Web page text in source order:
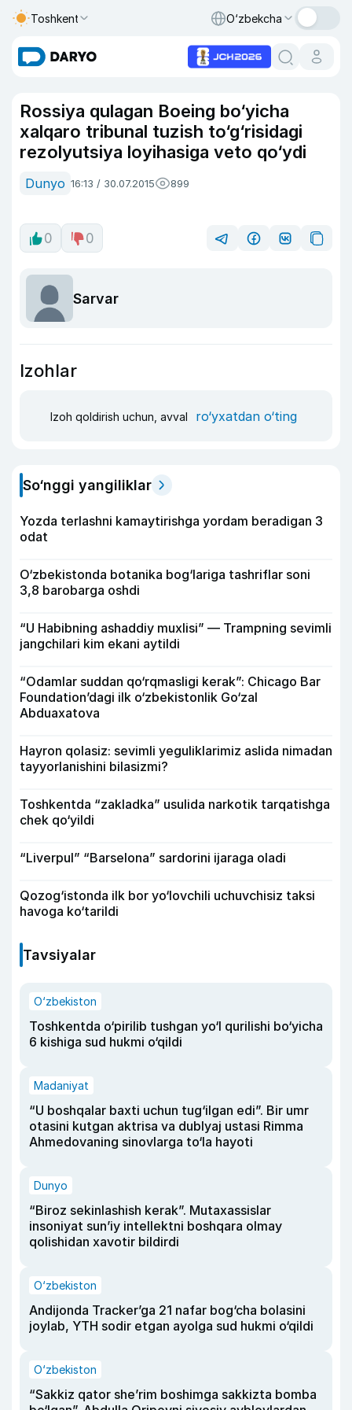
Toshkent O‘zbekcha
Rossiya qulagan Boeing bo‘yicha
xalqaro tribunal tuzish to‘g‘risidagi
rezolyutsiya loyihasiga veto qo‘ydi
Dunyo 16:13 / 30.07.2015 899
0 0
Sarvar
Izohlar
Izoh qoldirish uchun, avval ro‘yxatdan o‘ting
So‘nggi yangiliklar
Yozda terlashni kamaytirishga yordam beradigan 3
odat
O‘zbekistonda botanika bog‘lariga tashriflar soni
3,8 barobarga oshdi
“U Habibning ashaddiy muxlisi” — Trampning sevimli
jangchilari kim ekani aytildi
“Odamlar suddan qo‘rqmasligi kerak”: Chicago Bar
Foundation’dagi ilk o‘zbekistonlik Go‘zal
Abduaxatova
Hayron qolasiz: sevimli yeguliklarimiz aslida nimadan
tayyorlanishini bilasizmi?
Toshkentda “zakladka” usulida narkotik tarqatishga
chek qo‘yildi
“Liverpul” “Barselona” sardorini ijaraga oladi
Qozog‘istonda ilk bor yo‘lovchili uchuvchisiz taksi
havoga ko‘tarildi
Tavsiyalar
O‘zbekiston
Toshkentda o‘pirilib tushgan yo‘l qurilishi bo‘yicha
6 kishiga sud hukmi o‘qildi
Madaniyat
“U boshqalar baxti uchun tug‘ilgan edi”. Bir umr
otasini kutgan aktrisa va dublyaj ustasi Rimma
Ahmedovaning sinovlarga to‘la hayoti
Dunyo
“Biroz sekinlashish kerak”. Mutaxassislar
insoniyat sun’iy intellektni boshqara olmay
qolishidan xavotir bildirdi
O‘zbekiston
Andijonda Tracker’ga 21 nafar bog‘cha bolasini
joylab, YTH sodir etgan ayolga sud hukmi o‘qildi
O‘zbekiston
“Sakkiz qator she’rim boshimga sakkizta bomba